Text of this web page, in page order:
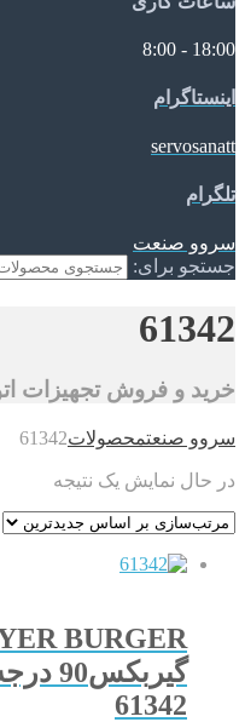
18:00 - 8:00
اینستاگرام
servosanatt
تلگرام
سروو صنعت
جستجو برای:
61342
خرید و فروش تجهیزات
سروو صنعتمحصولات61342
در حال نمایش یک نتیجه
BURGER
گیربکس90 درجه بانسبت 1:1
61342